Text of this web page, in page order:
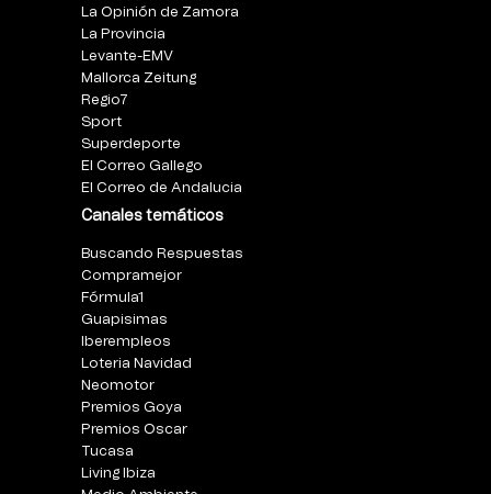
La Opinión de Zamora
La Provincia
Levante-EMV
Mallorca Zeitung
Regio7
Sport
Superdeporte
El Correo Gallego
El Correo de Andalucia
Canales temáticos
Buscando Respuestas
Compramejor
Fórmula1
Guapisimas
Iberempleos
Loteria Navidad
Neomotor
Premios Goya
Premios Oscar
Tucasa
Living Ibiza